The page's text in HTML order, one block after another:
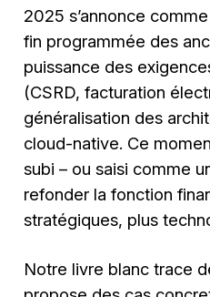
2025 s’annonce
fin programmée des
puissance des
(CSRD, facturation
généralisation des
cloud-native. Ce
subi – ou saisi comme
refonder la fonction
stratégiques, plus
Notre livre blanc trace